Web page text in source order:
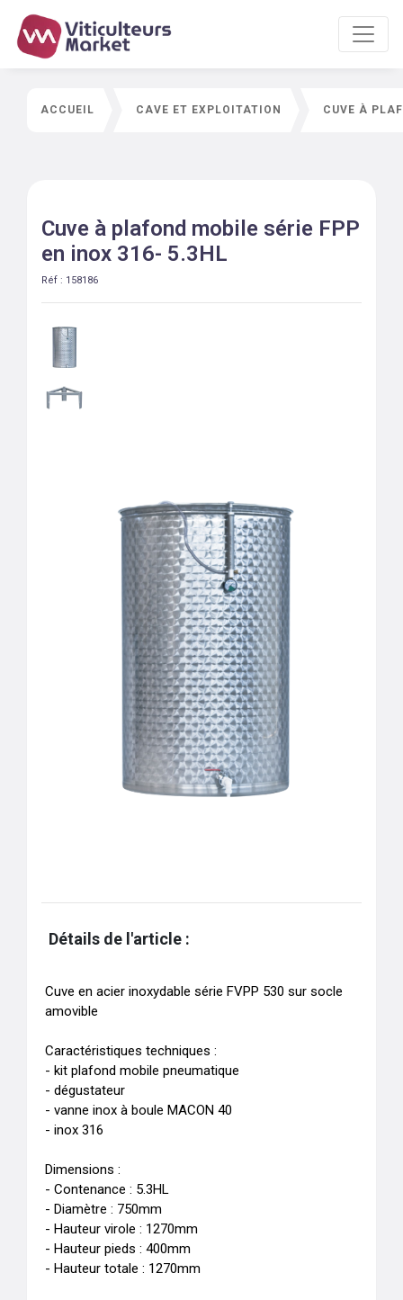
ACCUEIL CAVE ET EXPLOITATION CUVE À
Cuve à plafond mobile série FPP
en inox 316- 5.3HL
Réf : 158186
Détails de l'article :
Cuve en acier inoxydable série FVPP 530 sur socle
amovible
Caractéristiques techniques :
- kit plafond mobile pneumatique
- dégustateur
- vanne inox à boule MACON 40
- inox 316
Dimensions :
- Contenance : 5.3HL
- Diamètre : 750mm
- Hauteur virole : 1270mm
- Hauteur pieds : 400mm
- Hauteur totale : 1270mm